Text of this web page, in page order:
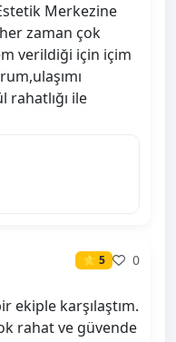
Merkezine
zaman çok
verildiği için içim
ile
⭐ 5
0
ekiple karşılaştım.
rahat ve güvende